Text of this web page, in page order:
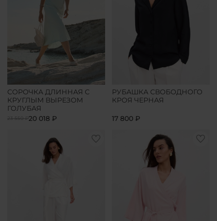
СОРОЧКА ДЛИННАЯ С
КРУГЛЫМ ВЫРЕЗОМ
ГОЛУБАЯ
23 550 ₽20 018 ₽
РУБАШКА СВОБОДНОГО
КРОЯ ЧЕРНАЯ
17 800 ₽